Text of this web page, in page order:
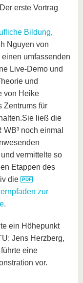
erste Vortrag
Bildung,
Nguyen von
umfassenden
Live-Demo und
und
von Heike
Zentrums für
ließ die
noch einmal
vermittelte so
Etappen des
die
zur
.
ein Höhepunkt
Jens Herzberg,
führte eine
vor.